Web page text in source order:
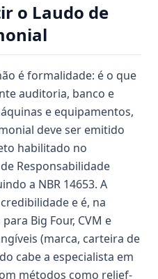
o Laudo de
é formalidade: é o que
auditoria, banco e
e equipamentos,
deve ser emitido
habilitado no
Responsabilidade
a NBR 14653. A
e é, na
Big Four, CVM e
(marca, carteira de
cabe a especialista em
métodos como relief-